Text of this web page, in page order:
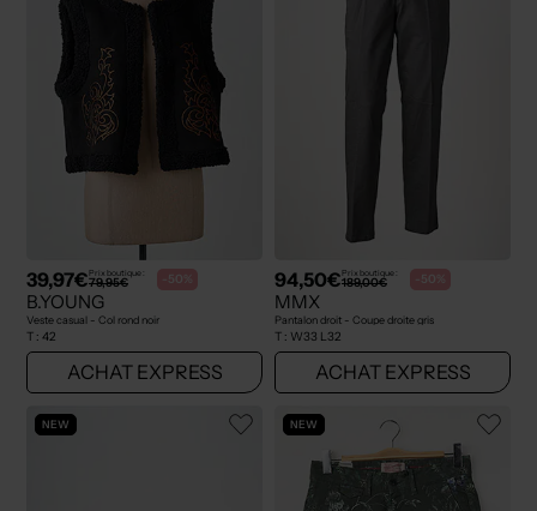
39,97€Prix boutique :
79,95€ -50%
B.YOUNG
Veste casual - Col rond noir
T : 42
ACHAT EXPRESS
94,50€Prix boutique :
189,00€ -50%
MMX
Pantalon droit - Coupe droite gris
T : W33 L32
ACHAT EXPRESS
NEW NEW